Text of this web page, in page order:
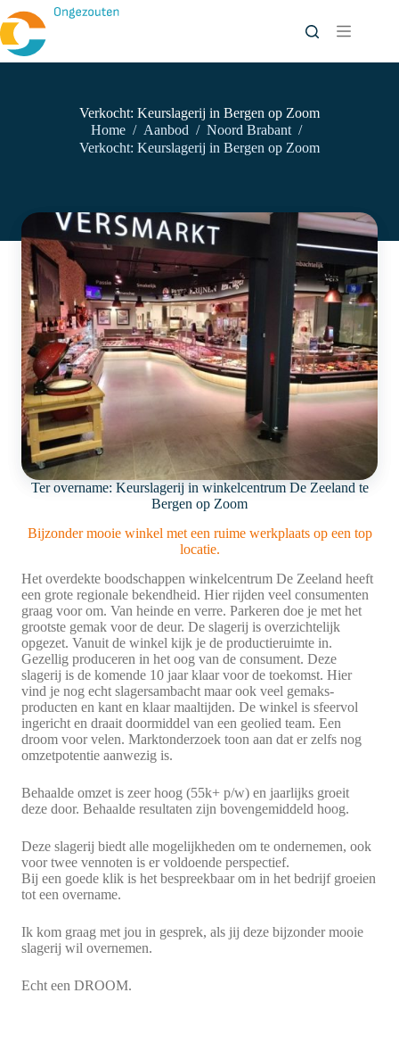
naar
de
inhoud
Verkocht: Keurslagerij in Bergen op Zoom
Home / Aanbod / Noord Brabant /
Verkocht: Keurslagerij in Bergen op Zoom
Ter overname: Keurslagerij in winkelcentrum De Zeeland te
Bergen op Zoom
Bijzonder mooie winkel met een ruime werkplaats op een top
locatie.
Het overdekte boodschappen winkelcentrum De Zeeland heeft
een grote regionale bekendheid. Hier rijden veel consumenten
graag voor om. Van heinde en verre. Parkeren doe je met het
grootste gemak voor de deur. De slagerij is overzichtelijk
opgezet. Vanuit de winkel kijk je de productieruimte in.
Gezellig produceren in het oog van de consument. Deze
slagerij is de komende 10 jaar klaar voor de toekomst. Hier
vind je nog echt slagersambacht maar ook veel gemaks-
producten en kant en klaar maaltijden. De winkel is sfeervol
ingericht en draait doormiddel van een geolied team. Een
droom voor velen. Marktonderzoek toon aan dat er zelfs nog
omzetpotentie aanwezig is.
Behaalde omzet is zeer hoog (55k+ p/w) en jaarlijks groeit
deze door. Behaalde resultaten zijn bovengemiddeld hoog.
Deze slagerij biedt alle mogelijkheden om te ondernemen, ook
voor twee vennoten is er voldoende perspectief.
Bij een goede klik is het bespreekbaar om in het bedrijf groeien
tot een overname.
Ik kom graag met jou in gesprek, als jij deze bijzonder mooie
slagerij wil overnemen.
Echt een DROOM.